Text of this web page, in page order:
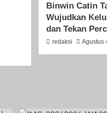
Binwin Catin
Wujudkan
dan Tekan
redaksi Agustus